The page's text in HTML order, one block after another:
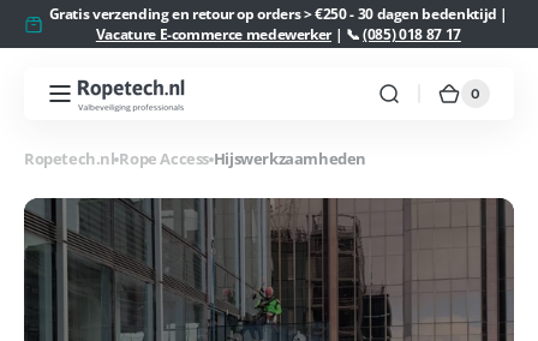
naar de
content
Gratis verzending en retour op orders > €250 - 30 dagen bedenktijd |
Vacature E-commerce medewerker| 📞(085) 018 87 17
Ropetech.nl 0
0
Ropetech.nl Rope Access Hijswerkzaamheden